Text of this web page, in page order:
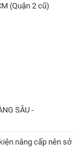
(Quận 2 cũ)
SÂU -
nâng cấp nên sở